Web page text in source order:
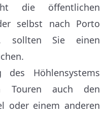
die öffentlichen
selbst nach Porto
sollten Sie einen
des Höhlensystems
Touren auch den
oder einem anderen